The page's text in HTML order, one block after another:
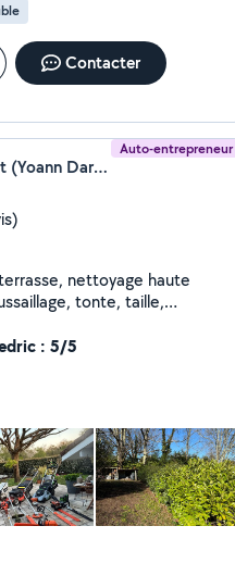
Contacter
Auto-entrepreneur
Yoann Darnault (Yoann Darnault)
nettoyage haute
tonte, taille,
taille de haie
: 5/5